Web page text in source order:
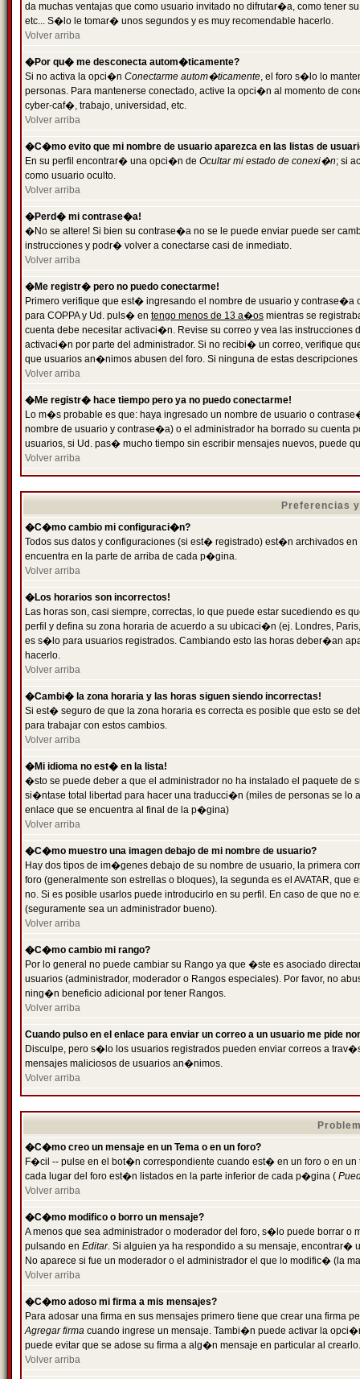
da muchas ventajas que como usuario invitado no difrutar�a, como tener
etc... S�lo le tomar� unos segundos y es muy recomendable hacerlo.
Volver arriba
�Por qu� me desconecta autom�ticamente?
Si no activa la opci�n Conectarme autom�ticamente, el foro s�lo lo
personas. Para mantenerse conectado, active la opci�n al momento de
cyber-caf�, trabajo, universidad, etc.
Volver arriba
�C�mo evito que mi nombre de usuario aparezca en las listas de
En su perfil encontrar� una opci�n de Ocultar mi estado de conexi�n; si
como usuario oculto.
Volver arriba
�Perd� mi contrase�a!
�No se altere! Si bien su contrase�a no se le puede enviar puede ser
instrucciones y podr� volver a conectarse casi de inmediato.
Volver arriba
�Me registr� pero no puedo conectarme!
Primero verifique que est� ingresando el nombre de usuario y
para COPPA y Ud. puls� en tengo menos de 13 a�os mientras se
cuenta debe necesitar activaci�n. Revise su correo y vea las
activaci�n por parte del administrador. Si no recibi� un correo, verifique
que usuarios an�nimos abusen del foro. Si ninguna de estas
Volver arriba
�Me registr� hace tiempo pero ya no puedo conectarme!
Lo m�s probable es que: haya ingresado un nombre de usuario o
nombre de usuario y contrase�a) o el administrador ha borrado su
usuarios, si Ud. pas� mucho tiempo sin escribir mensajes nuevos, puede
Volver arriba
Preferencias
�C�mo cambio mi configuraci�n?
Todos sus datos y configuraciones (si est� registrado) est�n archivados
encuentra en la parte de arriba de cada p�gina.
Volver arriba
�Los horarios son incorrectos!
Las horas son, casi siempre, correctas, lo que puede estar sucediendo es
perfil y defina su zona horaria de acuerdo a su ubicaci�n (ej. Londres,
es s�lo para usuarios registrados. Cambiando esto las horas deber�an
hacerlo.
Volver arriba
�Cambi� la zona horaria y las horas siguen siendo incorrectas!
Si est� seguro de que la zona horaria es correcta es posible que esto se
para trabajar con estos cambios.
Volver arriba
�Mi idioma no est� en la lista!
�sto se puede deber a que el administrador no ha instalado el paquete
si�ntase total libertad para hacer una traducci�n (miles de personas se
enlace que se encuentra al final de la p�gina)
Volver arriba
�C�mo muestro una imagen debajo de mi nombre de usuario?
Hay dos tipos de im�genes debajo de su nombre de usuario, la primera
foro (generalmente son estrellas o bloques), la segunda es el AVATAR,
no. Si es posible usarlos puede introducirlo en su perfil. En caso de que
(seguramente sea un administrador bueno).
Volver arriba
�C�mo cambio mi rango?
Por lo general no puede cambiar su Rango ya que �ste es asociado
usuarios (administrador, moderador o Rangos especiales). Por favor, no
ning�n beneficio adicional por tener Rangos.
Volver arriba
Cuando pulso en el enlace para enviar un correo a un usuario me pide
Disculpe, pero s�lo los usuarios registrados pueden enviar correos a
mensajes maliciosos de usuarios an�nimos.
Volver arriba
�C�mo creo un mensaje en un Tema o en un foro?
F�cil -- pulse en el bot�n correspondiente cuando est� en un foro o en
cada lugar del foro est�n listados en la parte inferior de cada p�gina (
Volver arriba
�C�mo modifico o borro un mensaje?
A menos que sea administrador o moderador del foro, s�lo puede borrar o
pulsando en Editar. Si alguien ya ha respondido a su mensaje, encontrar�
No aparece si fue un moderador o el administrador el que lo modific� (la
Volver arriba
�C�mo adoso mi firma a mis mensajes?
Para adosar una firma en sus mensajes primero tiene que crear una firma
Agregar firma cuando ingrese un mensaje. Tambi�n puede activar la
puede evitar que se adose su firma a alg�n mensaje en particular al crearlo.
Volver arriba